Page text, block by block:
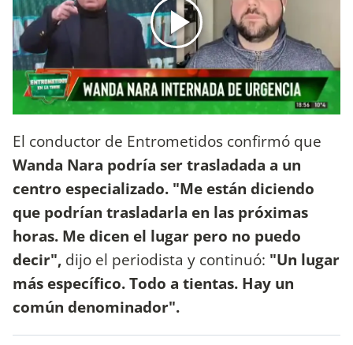
El conductor de Entrometidos confirmó que
Wanda Nara podría ser trasladada a un
centro especializado. "Me están diciendo
que podrían trasladarla en las próximas
horas. Me dicen el lugar pero no puedo
decir", dijo el periodista y continuó: "Un lugar
más específico. Todo a tientas. Hay un
común denominador".